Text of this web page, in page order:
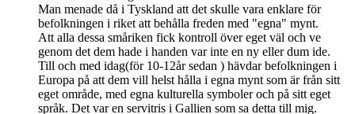
Man menade då i Tyskland att det skulle vara enklare för
befolkningen i riket att behålla freden med "egna" mynt.
Att alla dessa småriken fick kontroll över eget väl och ve
genom det dem hade i handen var inte en ny eller dum ide.
Till och med idag(för 10-12år sedan ) hävdar befolkningen i
Europa på att dem vill helst hålla i egna mynt som är från sitt
eget område, med egna kulturella symboler och på sitt eget
språk. Det var en servitris i Gallien som sa detta till mig.